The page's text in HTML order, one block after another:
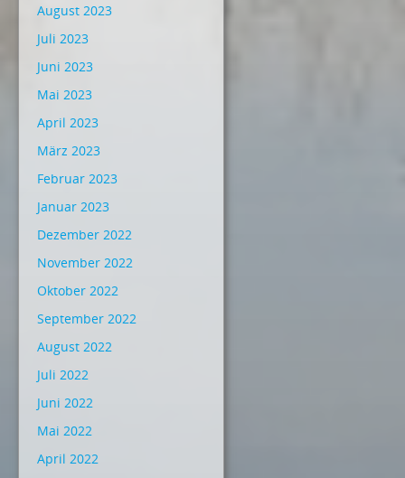
August 2023
Juli 2023
Juni 2023
Mai 2023
April 2023
März 2023
Februar 2023
Januar 2023
Dezember 2022
November 2022
Oktober 2022
September 2022
August 2022
Juli 2022
Juni 2022
Mai 2022
April 2022